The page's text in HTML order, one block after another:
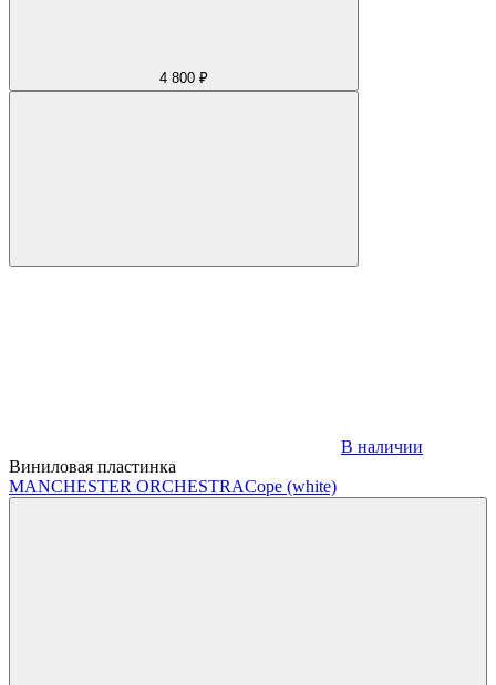
4 800 ₽
В наличии
Виниловая пластинка
MANCHESTER ORCHESTRACope (white)